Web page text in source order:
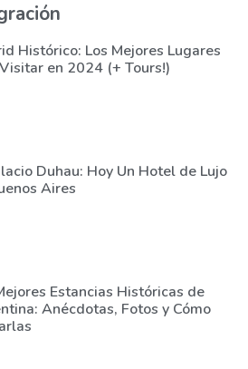
Histórico: Los Mejores Lugares
en 2024 (+ Tours!)
Duhau: Hoy Un Hotel de Lujo
Aires
Estancias Históricas de
Anécdotas, Fotos y Cómo